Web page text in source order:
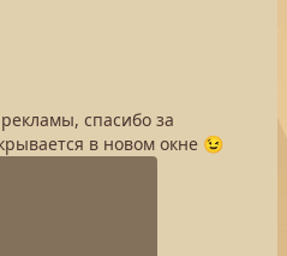
спасибо за
в новом окне 😉